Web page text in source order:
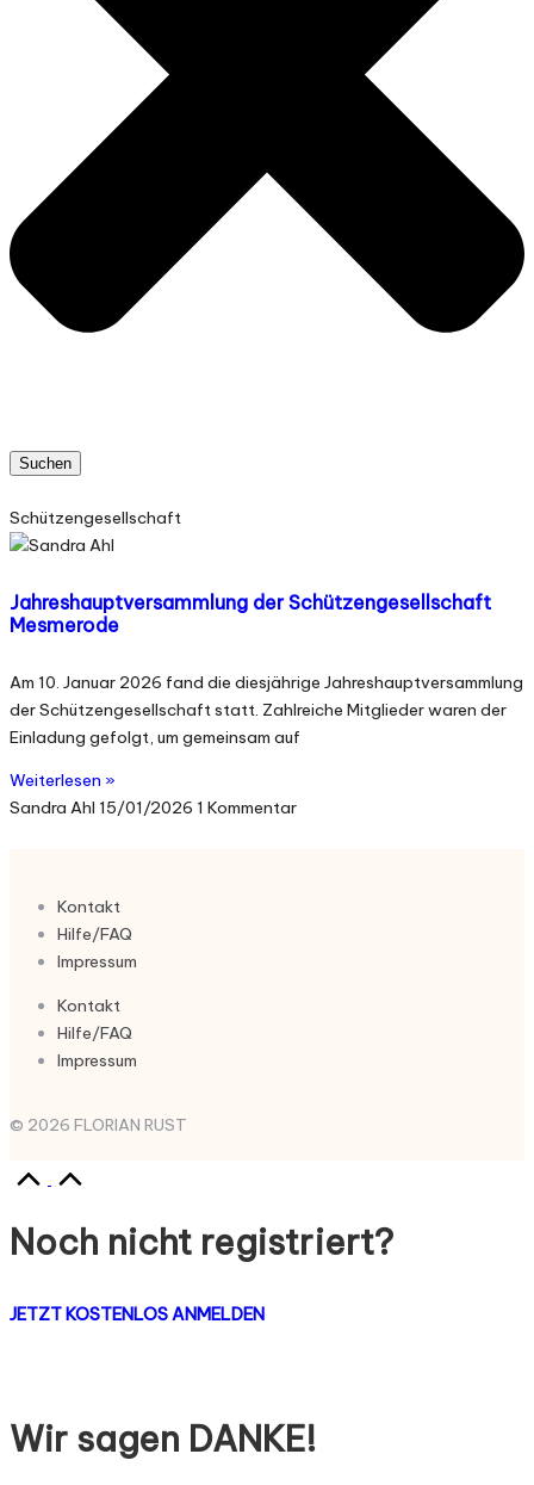
Suchen
Schützengesellschaft
Jahreshauptversammlung der Schützengesellschaft
Mesmerode
Am 10. Januar 2026 fand die diesjährige Jahreshauptversammlung
der Schützengesellschaft statt. Zahlreiche Mitglieder waren der
Einladung gefolgt, um gemeinsam auf
Weiterlesen »
Sandra Ahl 15/01/2026 1 Kommentar
Kontakt
Hilfe/FAQ
Impressum
Kontakt
Hilfe/FAQ
Impressum
© 2026 FLORIAN RUST
Noch nicht registriert?
JETZT KOSTENLOS ANMELDEN
Wir sagen DANKE!